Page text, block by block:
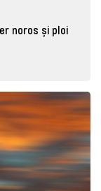
noros și ploi